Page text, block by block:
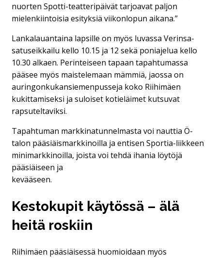
nuorten Spotti-teatteripäivät tarjoavat paljon
mielenkiintoisia esityksiä viikonlopun aikana.”
Lankalauantaina lapsille on myös luvassa Verinsa-
satuseikkailu kello 10.15 ja 12 sekä poniajelua kello
10.30 alkaen. Perinteiseen tapaan tapahtumassa
pääsee myös maistelemaan mämmiä, jaossa on
auringonkukansiemenpusseja koko Riihimäen
kukittamiseksi ja suloiset kotieläimet kutsuvat
rapsuteltaviksi.
Tapahtuman markkinatunnelmasta voi nauttia Ö-
talon pääsiäismarkkinoilla ja entisen Sportia-liikkeen
minimarkkinoilla, joista voi tehdä ihania löytöjä
pääsiäiseen ja
kevääseen.
Kestokupit käytössä – älä
heitä roskiin
Riihimäen pääsiäisessä huomioidaan myös